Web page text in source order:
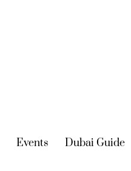
(current)
Events (current)
Dubai Guide